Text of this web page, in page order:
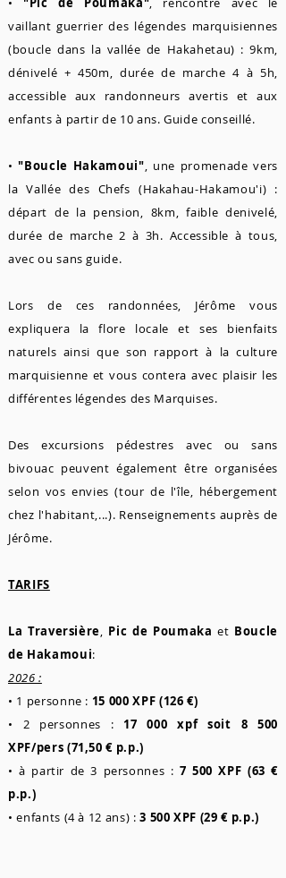
vaillant guerrier des légendes marquisiennes
(boucle dans la vallée de Hakahetau) : 9km,
dénivelé + 450m, durée de marche 4 à 5h,
accessible aux randonneurs avertis et aux
enfants à partir de 10 ans. Guide conseillé.
•"Boucle Hakamoui", une promenade vers
la Vallée des Chefs (Hakahau-Hakamou'i) :
départ de la pension, 8km, faible denivelé,
durée de marche 2 à 3h. Accessible à tous,
avec ou sans guide.
Lors de ces randonnées, Jérôme vous
expliquera la flore locale et ses bienfaits
naturels ainsi que son rapport à la culture
marquisienne et vous contera avec plaisir les
différentes légendes des Marquises.
Des excursions pédestres avec ou sans
bivouac peuvent également être organisées
selon vos envies (tour de l'île, hébergement
chez l'habitant,...). Renseignements auprès de
Jérôme.
TARIFS
La Traversière, Pic de Poumaka et Boucle
de Hakamoui:
2026 :
• 1 personne : 15 000 XPF (126 €)
• 2 personnes : 17 000 xpf soit 8 500
XPF/pers (71,50 € p.p.)
• à partir de 3 personnes : 7 500 XPF (63 €
p.p.)
• enfants (4 à 12 ans) :3 500 XPF (29 € p.p.)